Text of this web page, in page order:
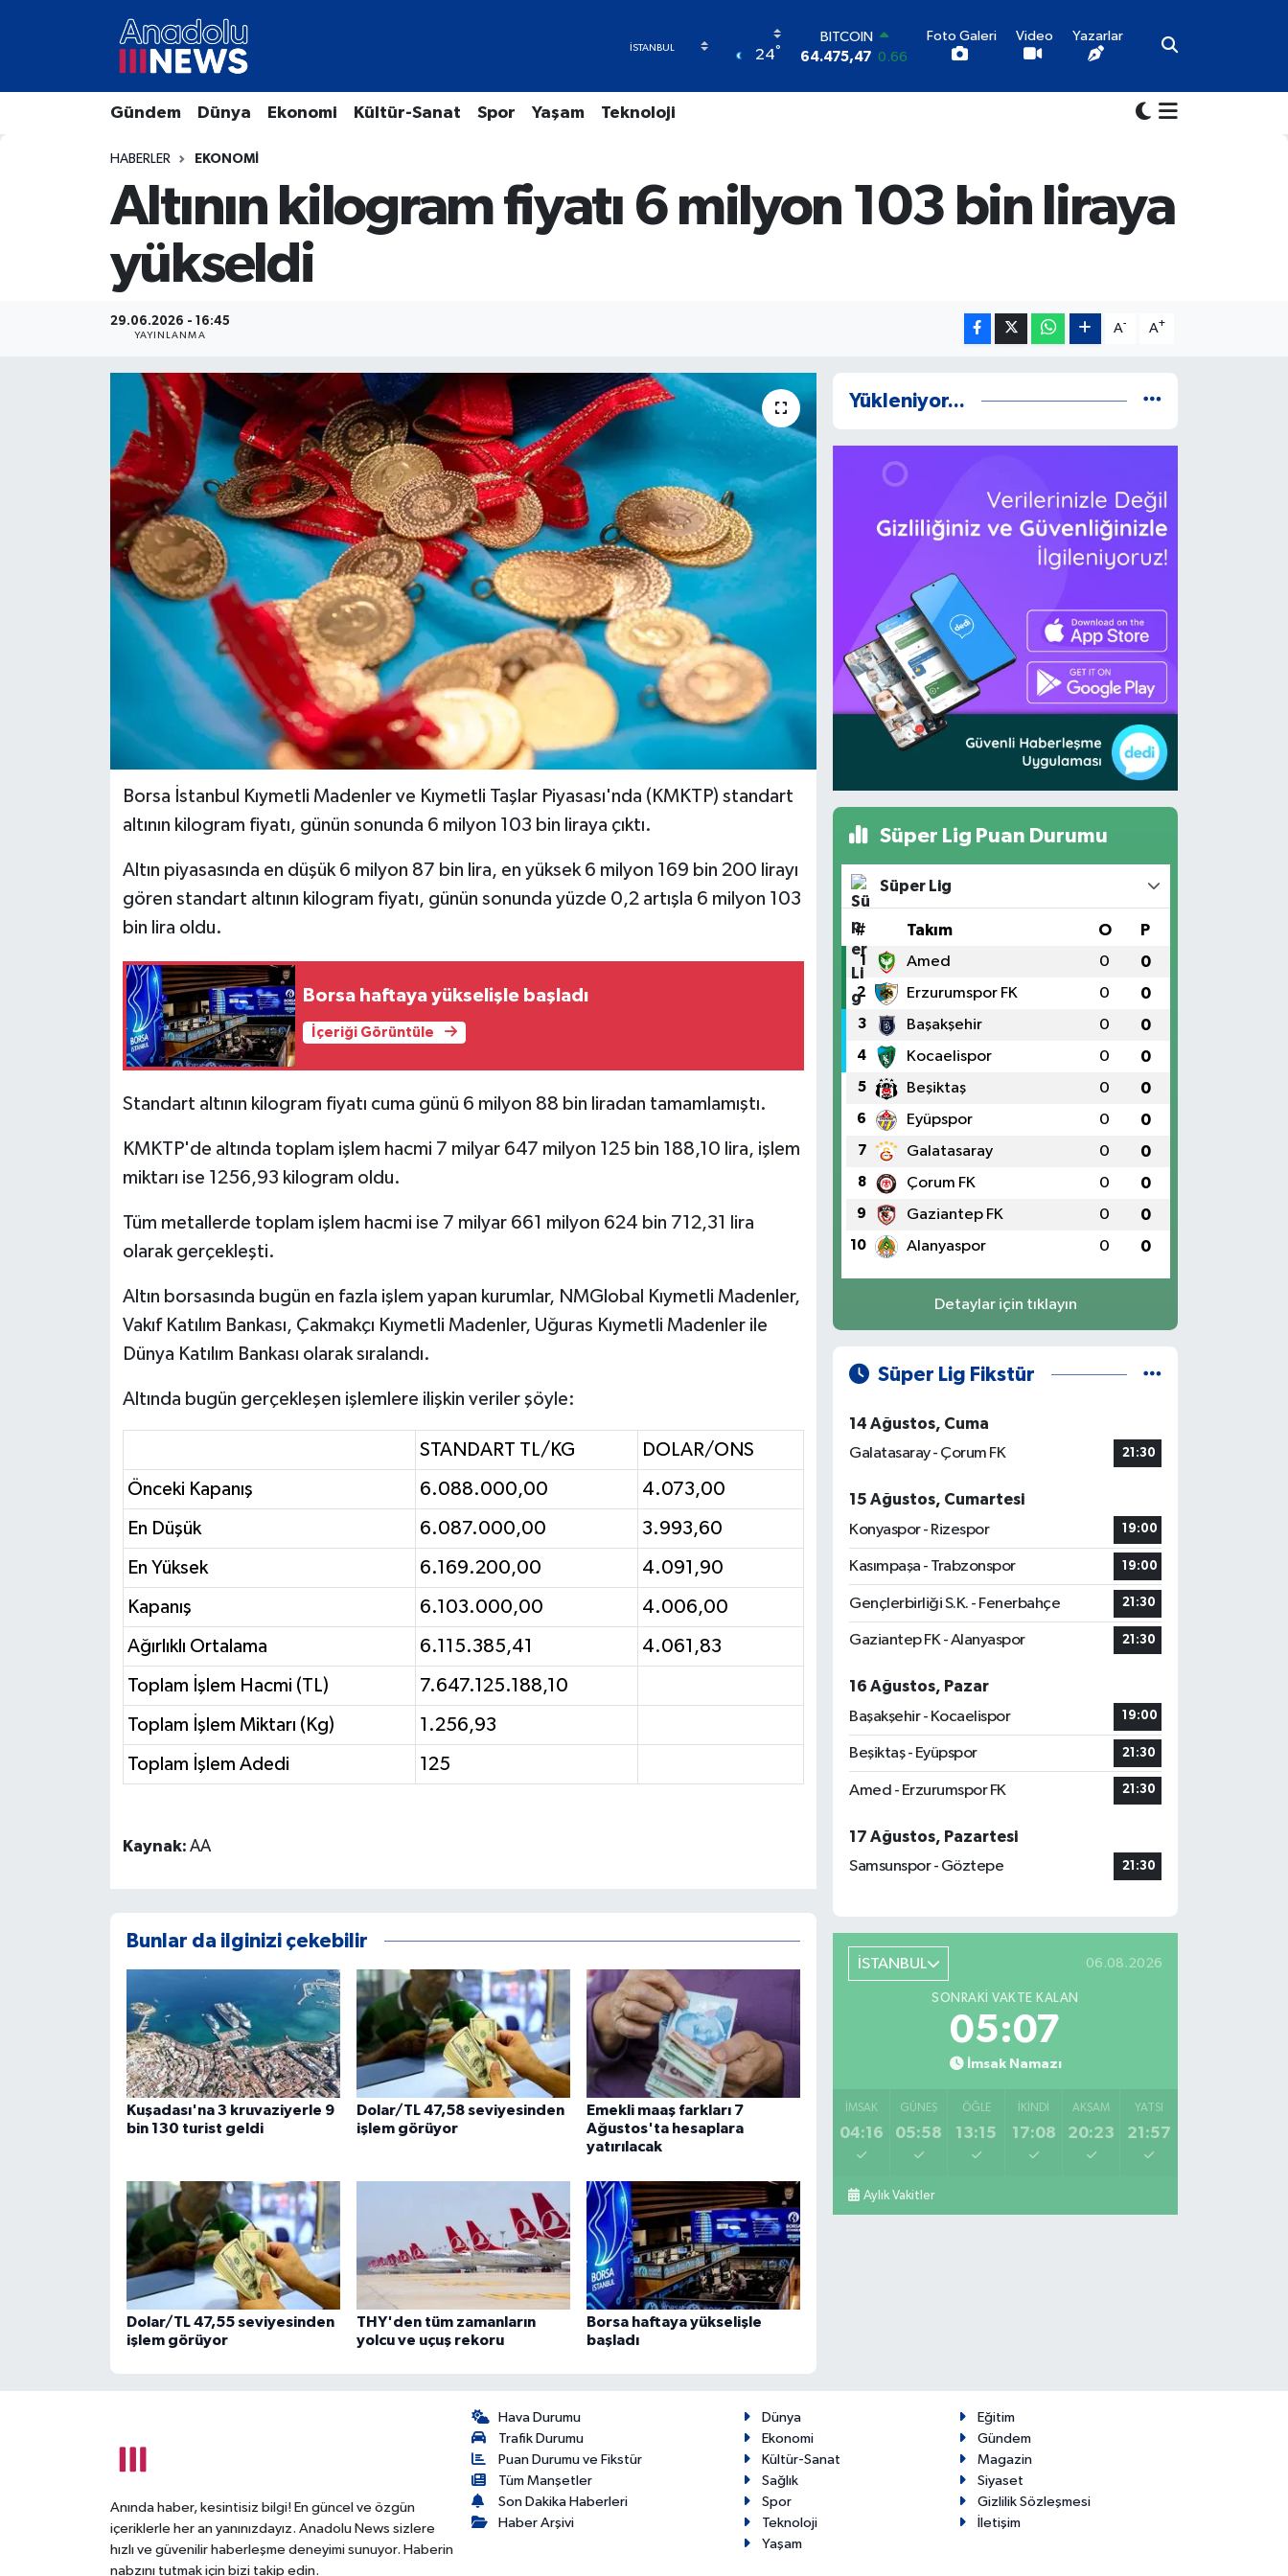
24°
BITCOIN
64.475,47 0.66
GRAM ALTIN
6527.85
0.54
Foto Galeri Video Yazarlar
Gündem Dünya Ekonomi Kültür-Sanat Spor Yaşam Teknoloji
HABERLER EKONOMI
Altının kilogram fiyatı 6 milyon 103 bin liraya
yükseldi
29.06.2026 - 16:45
YAYINLANMA
A- A+
Borsa İstanbul Kıymetli Madenler ve Kıymetli Taşlar Piyasası'nda (KMKTP) standart
altının kilogram fiyatı, günün sonunda 6 milyon 103 bin liraya çıktı.
Altın piyasasında en düşük 6 milyon 87 bin lira, en yüksek 6 milyon 169 bin 200 lirayı
gören standart altının kilogram fiyatı, günün sonunda yüzde 0,2 artışla 6 milyon 103
bin lira oldu.
Borsa haftaya yükselişle başladı
İçeriği Görüntüle
Standart altının kilogram fiyatı cuma günü 6 milyon 88 bin liradan tamamlamıştı.
KMKTP'de altında toplam işlem hacmi 7 milyar 647 milyon 125 bin 188,10 lira, işlem
miktarı ise 1256,93 kilogram oldu.
Tüm metallerde toplam işlem hacmi ise 7 milyar 661 milyon 624 bin 712,31 lira
olarak gerçekleşti.
Altın borsasında bugün en fazla işlem yapan kurumlar, NMGlobal Kıymetli Madenler,
Vakıf Katılım Bankası, Çakmakçı Kıymetli Madenler, Uğuras Kıymetli Madenler ile
Dünya Katılım Bankası olarak sıralandı.
Altında bugün gerçekleşen işlemlere ilişkin veriler şöyle:
STANDART TL/KG DOLAR/ONS
Önceki Kapanış 6.088.000,00 4.073,00
En Düşük 6.087.000,00 3.993,60
En Yüksek 6.169.200,00 4.091,90
Kapanış 6.103.000,00 4.006,00
Ağırlıklı Ortalama 6.115.385,41 4.061,83
Toplam İşlem Hacmi (TL) 7.647.125.188,10
Toplam İşlem Miktarı (Kg) 1.256,93
Toplam İşlem Adedi 125
Kaynak: AA
Bunlar da ilginizi çekebilir
Kuşadası'na 3 kruvaziyerle 9
bin 130 turist geldi
Dolar/TL 47,58 seviyesinden
işlem görüyor
Emekli maaş farkları 7
Ağustos'ta hesaplara
yatırılacak
Dolar/TL 47,55 seviyesinden
işlem görüyor
THY'den tüm zamanların
yolcu ve uçuş rekoru
Borsa haftaya yükselişle
başladı
Yükleniyor...
Süper Lig Puan Durumu
Süper Lig
# Takım O P
1 Amed 0 0
2 Erzurumspor FK 0 0
3 Başakşehir 0 0
4 Kocaelispor 0 0
5 Beşiktaş 0 0
6 Eyüpspor 0 0
7 Galatasaray 0 0
8 Çorum FK 0 0
9 Gaziantep FK 0 0
10 Alanyaspor 0 0
Detaylar için tıklayın
Süper Lig Fikstür
14 Ağustos, Cuma
Galatasaray - Çorum FK
21:30
15 Ağustos, Cumartesi
Konyaspor - Rizespor
19:00
Kasımpaşa - Trabzonspor 19:00
Gençlerbirliği S.K. - Fenerbahçe 21:30
Gaziantep FK - Alanyaspor 21:30
16 Ağustos, Pazar
Başakşehir - Kocaelispor
19:00
Beşiktaş - Eyüpspor 21:30
Amed - Erzurumspor FK 21:30
17 Ağustos, Pazartesi
Samsunspor - Göztepe
21:30
İSTANBUL 06.08.2026
SONRAKI VAKTE KALAN
05:06
İmsak Namazı
İMSAK
04:16
GÜNEŞ
05:58
ÖĞLE
13:15
İKINDI
17:08
AKŞAM
20:23
YATSI
21:57
Aylık Vakitler
Anında haber, kesintisiz bilgi! En güncel ve özgün
içeriklerle her an yanınızdayız. Anadolu News sizlere
hızlı ve güvenilir haberleşme deneyimi sunuyor. Haberin
nabzını tutmak için bizi takip edin.
Hava Durumu
Trafik Durumu
Puan Durumu ve Fikstür
Tüm Manşetler
Son Dakika Haberleri
Haber Arşivi
Dünya
Eğitim
Ekonomi
Gündem
Kültür-Sanat
Magazin
Sağlık
Siyaset
Spor
Gizlilik Sözleşmesi
Teknoloji
İletişim
Yaşam
Hava Durumu
Trafik Durumu
Tüm Manşetler
Son Dakika Haberleri
Haber Arşivi